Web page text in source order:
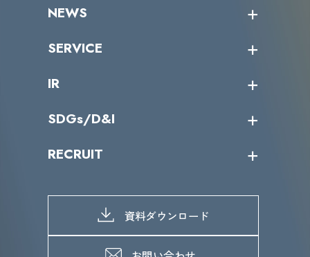
トップメッセージ
ミッション／ビジョン
パートナー企業一覧
NEWS
サイバーニュース
SERVICE
カテゴリー別サービス一覧
IR
IRカレンダー
IRライブラリー
よくあるご質問
SDGs/D&I
当グループのマテリアリティ
SDGs推進体制
D&Iの取り組み
RECRUIT
募集職種一覧
メッセージ
メンバーインタビュー
資料ダウンロード